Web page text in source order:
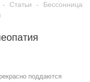
- Статьи -
Бессонница
поддаются